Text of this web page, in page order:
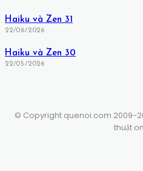
Haiku và Zen 31
22/06/2026
Haiku và Zen 30
22/05/2026
© Copyright quenoi.com 2009-
thuật